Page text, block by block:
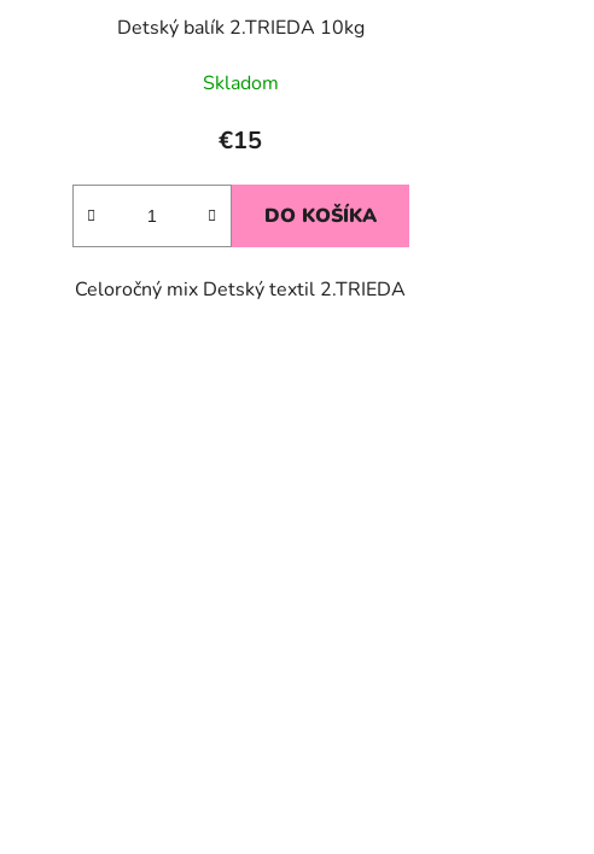
Detský balík 2.TRIEDA 10kg
Skladom
€15
DO KOŠÍKA
Celoročný mix Detský textil 2.TRIEDA